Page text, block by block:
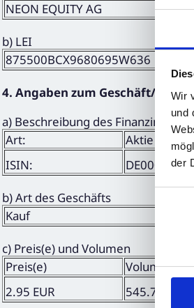
Wir
und
der
NEON EQUITY AG
b) LEI
875500BCX9680695W636
4. Angaben zum Geschäft/zu
a) Beschreibung des
Art:
Aktie
ISIN:
b) Art des Geschäfts
Kauf
c) Preis(e) und Volumen
Preis(e)
Volumen
2.95 EUR
545.75 EUR